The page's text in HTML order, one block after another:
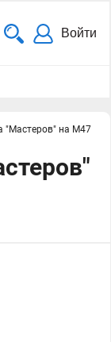
Войти
"Мастеров" на M47